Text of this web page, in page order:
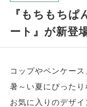
『もちもち
ート』が新登
コップやペンケー
暑～い夏にぴった
お気に入りのデザ